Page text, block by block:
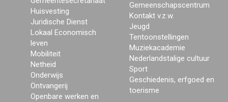
Huisvesting
Juridische Dienst
Lokaal Economisch
leven
Mobiliteit
Netheid
Onderwijs
Ontvangerij
Openbare werken en
Gemeenschapscentrum
Kontakt v.z.w.
Jeugd
Tentoonstellingen
Muziekacademie
Nederlandstalige cultuur
Sport
Geschiedenis, erfgoed en
toerisme